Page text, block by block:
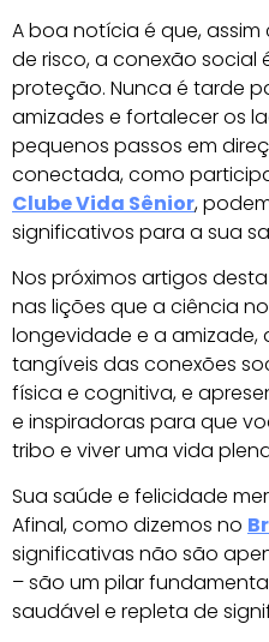
A boa notícia é que,
de risco, a conexão
proteção. Nunca é tarde
amizades e fortalecer os
pequenos passos em
conectada, como
Clube Vida Sênior,
significativos para a sua
Nos próximos artigos
nas lições que a ciência
longevidade e a amizade,
tangíveis das conexões
física e cognitiva, e
e inspiradoras para que
tribo e viver uma vida
Sua saúde e felicidade
Afinal, como dizemos no
significativas não são
– são um pilar
saudável e repleta de